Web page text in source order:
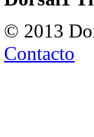
© 2013
Contacto